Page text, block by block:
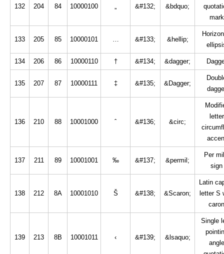
132 204 84 10000100 „ &#132; &bdquo;
mark
133 205 85 10000101 … &#133; &hellip;
134 206 86 10000110 † &#134; &dagger;
135 207 87 10000111 ‡ &#135; &Dagger;
136 210 88 10001000 ˆ &#136; &circ;
letter
137 211 89 10001001 ‰ &#137; &permil;
Per
sign
138 212 8A 10001010 Š &#138; &Scaron;
Latin
letter S
caron
139 213 8B 10001011 ‹ &#139; &lsaquo;
Single
angle